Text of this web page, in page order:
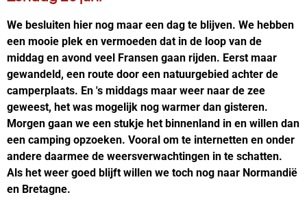
We besluiten hier nog maar een dag te blijven. We hebben
een mooie plek en vermoeden dat in de loop van de
middag en avond veel Fransen gaan rijden. Eerst maar
gewandeld, een route door een natuurgebied achter de
camperplaats. En 's middags maar weer naar de zee
geweest, het was mogelijk nog warmer dan gisteren.
Morgen gaan we een stukje het binnenland in en willen dan
een camping opzoeken. Vooral om te internetten en onder
andere daarmee de weersverwachtingen in te schatten.
Als het weer goed blijft willen we toch nog naar Normandië
en Bretagne.